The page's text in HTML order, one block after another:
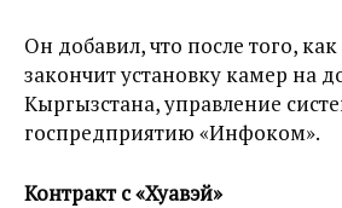
Он добавил, что после того, как
закончит установку камер на
Кыргызстана, управление
госпредприятию «Инфоком».
Контракт с «Хуавэй»